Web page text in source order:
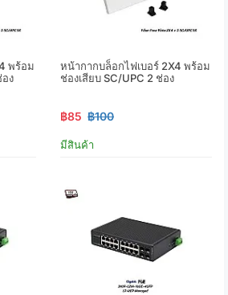
พร้อม
ง
หน้ากากบล็อกไฟเบอร์ 2X4 พร้อม
ช่องเสียบ SC/UPC 2 ช่อง
฿85 ฿100
มีสินค้า